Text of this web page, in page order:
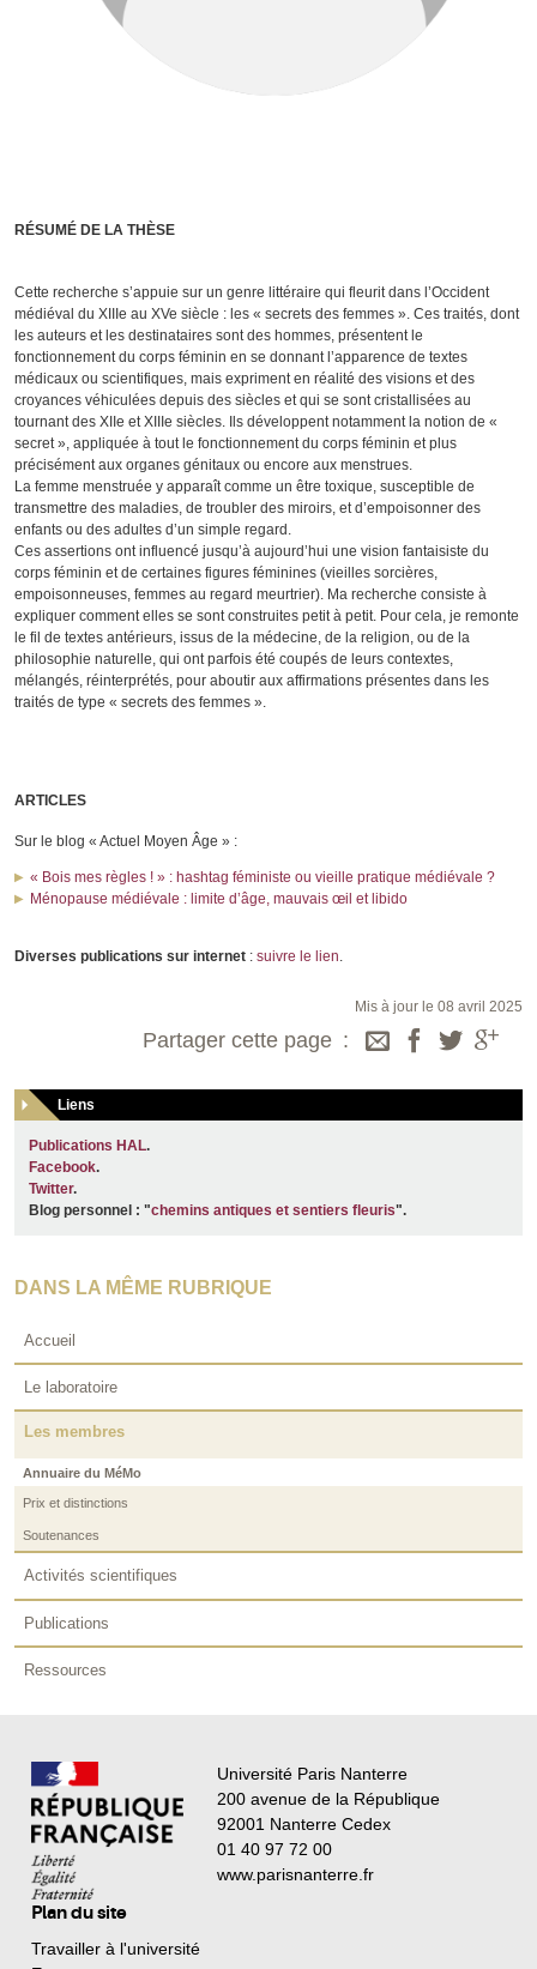
RÉSUMÉ DE LA THÈSE
Cette recherche s’appuie sur un genre littéraire qui fleurit dans l’Occident
médiéval du XIIIe au XVe siècle : les « secrets des femmes ». Ces traités, dont
les auteurs et les destinataires sont des hommes, présentent le
fonctionnement du corps féminin en se donnant l’apparence de textes
médicaux ou scientifiques, mais expriment en réalité des visions et des
croyances véhiculées depuis des siècles et qui se sont cristallisées au
tournant des XIIe et XIIIe siècles. Ils développent notamment la notion de «
secret », appliquée à tout le fonctionnement du corps féminin et plus
précisément aux organes génitaux ou encore aux menstrues.
La femme menstruée y apparaît comme un être toxique, susceptible de
transmettre des maladies, de troubler des miroirs, et d’empoisonner des
enfants ou des adultes d’un simple regard.
Ces assertions ont influencé jusqu’à aujourd’hui une vision fantaisiste du
corps féminin et de certaines figures féminines (vieilles sorcières,
empoisonneuses, femmes au regard meurtrier). Ma recherche consiste à
expliquer comment elles se sont construites petit à petit. Pour cela, je remonte
le fil de textes antérieurs, issus de la médecine, de la religion, ou de la
philosophie naturelle, qui ont parfois été coupés de leurs contextes,
mélangés, réinterprétés, pour aboutir aux affirmations présentes dans les
traités de type « secrets des femmes ».
ARTICLES
Sur le blog « Actuel Moyen Âge » :
« Bois mes règles ! » : hashtag féministe ou vieille pratique médiévale ?
Ménopause médiévale : limite d’âge, mauvais œil et libido
Diverses publications sur internet : suivre le lien.
Mis à jour le 08 avril 2025
Partager cette page
Liens
Publications HAL.
Facebook.
Twitter.
Blog personnel : "chemins antiques et sentiers fleuris".
DANS LA MÊME RUBRIQUE
Accueil
Le laboratoire
Les membres
Annuaire du MéMo
Prix et distinctions
Soutenances
Activités scientifiques
Publications
Ressources
Université Paris Nanterre
200 avenue de la République
92001 Nanterre Cedex
01 40 97 72 00
www.parisnanterre.fr
Plan du site
Travailler à l'université